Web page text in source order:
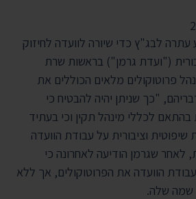
לבג"ץ כדי שיורה לוועדה לחיזוק
("ועדת גרמן") בראשות שרת
פרוטוקולים מלאים הכוללים את
"כך שניתן יהיה להבטיח כי
בהתאם לכללי מינהל תקין וכי בעתיד
שיפוטית וציבורית על עבודת הוועדה
לאחר שגרמן הודיעה לאחרונה כי
הוועדה את הפרוטוקולים, אך ללא
שמה שלה.